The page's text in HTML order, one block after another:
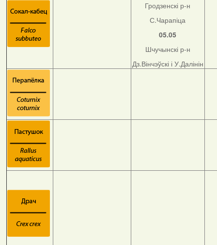
Гродзенскі р-н
С.Чарапіца
05.05
Шчучынскі р-н
Дз.Вінчэўскі і У.Далінін